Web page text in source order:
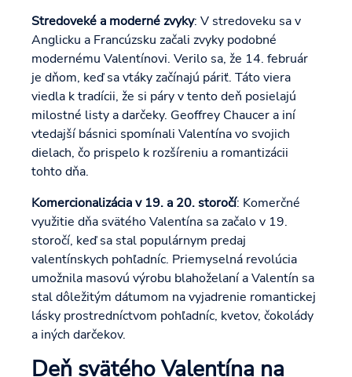
Stredoveké a moderné zvyky: V stredoveku sa v
Anglicku a Francúzsku začali zvyky podobné
modernému Valentínovi. Verilo sa, že 14. február
je dňom, keď sa vtáky začínajú páriť. Táto viera
viedla k tradícii, že si páry v tento deň posielajú
milostné listy a darčeky. Geoffrey Chaucer a iní
vtedajší básnici spomínali Valentína vo svojich
dielach, čo prispelo k rozšíreniu a romantizácii
tohto dňa.
Komercionalizácia v 19. a 20. storočí: Komerčné
využitie dňa svätého Valentína sa začalo v 19.
storočí, keď sa stal populárnym predaj
valentínskych pohľadníc. Priemyselná revolúcia
umožnila masovú výrobu blahoželaní a Valentín sa
stal dôležitým dátumom na vyjadrenie romantickej
lásky prostredníctvom pohľadníc, kvetov, čokolády
a iných darčekov.
Deň svätého Valentína na